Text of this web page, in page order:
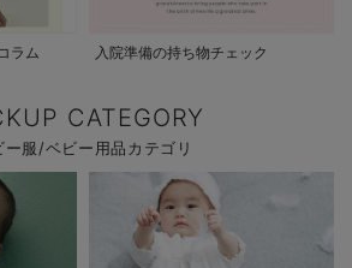
ラム 入院準備の持ち物チェック
CATEGORY
ー服/ベビー用品カテゴリ